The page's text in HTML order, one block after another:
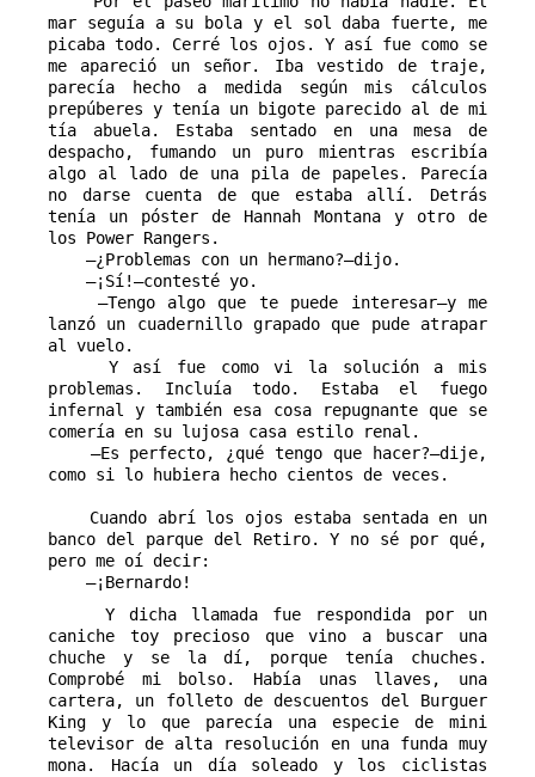
mar seguía a su bola y el sol daba fuerte, me
picaba todo. Cerré los ojos. Y así fue como se
me apareció un señor. Iba vestido de traje,
parecía hecho a medida según mis cálculos
prepúberes y tenía un bigote parecido al de mi
tía abuela. Estaba sentado en una mesa de
despacho, fumando un puro mientras escribía
algo al lado de una pila de papeles. Parecía
no darse cuenta de que estaba allí. Detrás
tenía un póster de Hannah Montana y otro de
los Power Rangers.
—¿Problemas con un hermano?—dijo.
—¡Sí!—contesté yo.
—Tengo algo que te puede interesar—y me
lanzó un cuadernillo grapado que pude atrapar
al vuelo.
Y así fue como vi la solución a mis
problemas. Incluía todo. Estaba el fuego
infernal y también esa cosa repugnante que se
comería en su lujosa casa estilo renal.
—Es perfecto, ¿qué tengo que hacer?—dije,
como si lo hubiera hecho cientos de veces.
Cuando abrí los ojos estaba sentada en un
banco del parque del Retiro. Y no sé por qué,
pero me oí decir:
—¡Bernardo!
Y dicha llamada fue respondida por un
caniche toy precioso que vino a buscar una
chuche y se la dí, porque tenía chuches.
Comprobé mi bolso. Había unas llaves, una
cartera, un folleto de descuentos del Burguer
King y lo que parecía una especie de mini
televisor de alta resolución en una funda muy
mona. Hacía un día soleado y los ciclistas